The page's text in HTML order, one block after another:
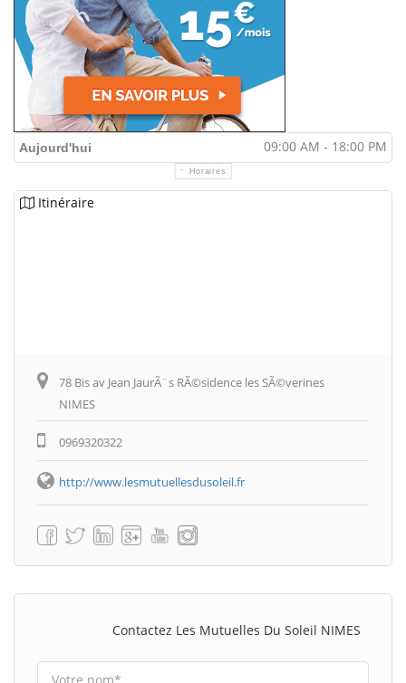
Aujourd'hui 09:00 AM - 18:00 PM
Horaires
Itinéraire
78 Bis av Jean JaurÃ¨s RÃ©sidence les SÃ©verines
NIMES
0969320322
http://www.lesmutuellesdusoleil.fr
Contactez Les Mutuelles Du Soleil NIMES